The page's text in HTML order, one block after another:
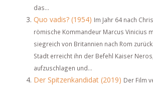
das...
Quo vadis? (1954) Im Jahr 64 nach
römische Kommandeur Marcus Vinicius
siegreich von Britannien nach Rom
Stadt erreicht ihn der Befehl Kaiser
aufzuschlagen und...
Der Spitzenkandidat (2019) Der Film